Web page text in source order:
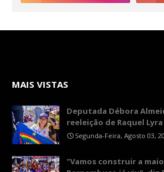
MAIS VISTAS
Deputada Débora
reeleição de Raquel
Segunda-Feira, Agosto 03,
"Vamos construir a